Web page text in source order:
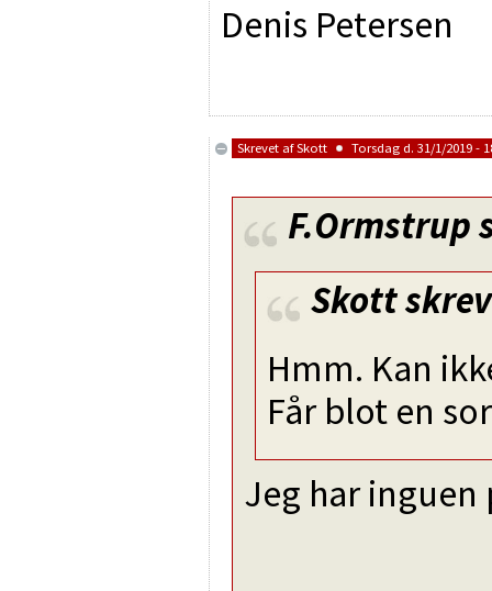
Denis Petersen
Skrevet afSkott Torsdag d. 31/1/2019 -
F.Ormstrup
Skott
Hmm. Kan
Får blot en
Jeg har